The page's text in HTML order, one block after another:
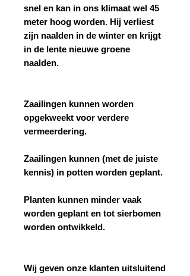
snel en kan in ons klimaat wel 45
meter hoog worden. Hij verliest
zijn naalden in de winter en krijgt
in de lente nieuwe groene
naalden.
Zaailingen kunnen worden
opgekweekt voor verdere
vermeerdering.
Zaailingen kunnen (met de juiste
kennis) in potten worden geplant.
Planten kunnen minder vaak
worden geplant en tot sierbomen
worden ontwikkeld.
Wij geven onze klanten uitsluitend